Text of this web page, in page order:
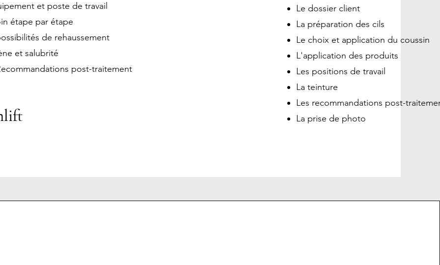
et poste de travail
étape par étape
de rehaussement
et salubrité
post-traitement
Le dossier client
La préparation des cils
Le choix et application du coussin
L'application des produits
Les positions de travail
La teinture
Les recommandations post-
La prise de photo